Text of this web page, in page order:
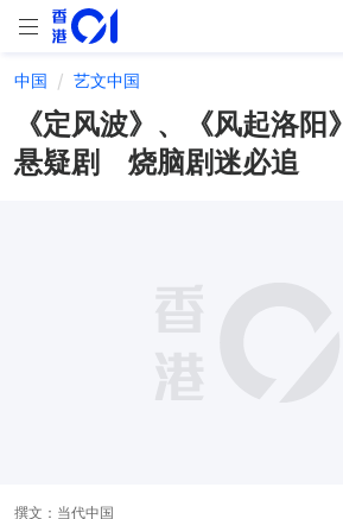
中国 艺文中国
《定风波》、《风起洛
悬疑剧 烧脑剧迷必追
撰文： 当代中国